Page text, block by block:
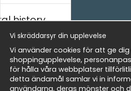
Villkor
- Returer och återbetalningar
Om cookies
Mina favoriter
Nieuwsbrief
history
Vi skräddarsyr din upplevelse
Vi använder cookies för att ge dig
shoppingupplevelse,
för hålla våra webbplatser
detta ändamål samlar vi in
användarna, deras mönster och